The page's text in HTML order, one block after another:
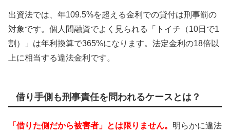
出資法では、年109.5%を超える金利での貸付は刑事罰の
対象です。個人間融資でよく見られる「トイチ（10日で1
割）」は年利換算で365%になります。法定金利の18倍以
上に相当する違法金利です。
借り手側も刑事責任を問われるケースとは？
「借りた側だから被害者」とは限りません。 明らかに違法